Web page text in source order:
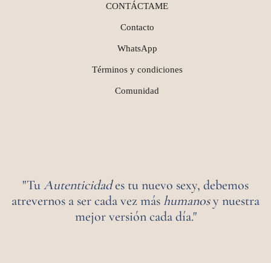
CONTÁCTAME
Contacto
WhatsApp
Términos y condiciones
Comunidad
"TuAutenticidades tu nuevo sexy, debemos
atrevernos a ser cada vez máshumanosy nuestra
mejor versión cada día."